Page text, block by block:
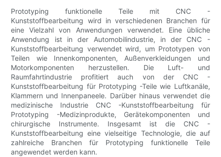
Prototyping funktionelle Teile mit CNC -
Kunststoffbearbeitung wird in verschiedenen Branchen für
eine Vielzahl von Anwendungen verwendet. Eine übliche
Anwendung ist in der Automobilindustrie, in der CNC -
Kunststoffbearbeitung verwendet wird, um Prototypen von
Teilen wie Innenkomponenten, Außenverkleidungen und
Motorkomponenten herzustellen. Die Luft- und
Raumfahrtindustrie profitiert auch von der CNC -
Kunststoffbearbeitung für Prototyping -Teile wie Luftkanäle,
Klammern und Innenpaneele. Darüber hinaus verwendet die
medizinische Industrie CNC -Kunststoffbearbeitung für
Prototyping -Medizinprodukte, Gerätekomponenten und
chirurgische Instrumente. Insgesamt ist die CNC -
Kunststoffbearbeitung eine vielseitige Technologie, die auf
zahlreiche Branchen für Prototyping funktionelle Teile
angewendet werden kann.